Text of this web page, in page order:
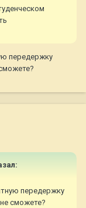
передержку
передержку
сможете?